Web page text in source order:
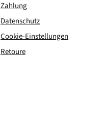
Zahlung
Datenschutz
Cookie-Einstellungen
Retoure